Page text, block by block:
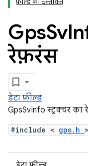
फ़ील्ड का दस्तावेज़
GpsSv
रेफ़रंस
डेटा फ़ील्ड
GpsSvInfo स्ट्रक्चर का
#include < gps.h >